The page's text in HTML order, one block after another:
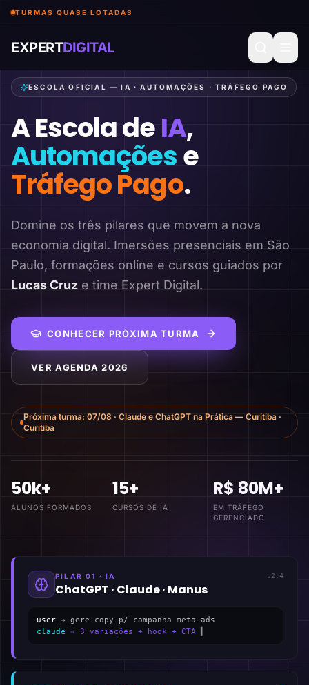
TURMAS QUASE LOTADAS
EXPERTDIGITAL
ESCOLA OFICIAL — IA · AUTOMAÇÕES · TRÁFEGO PAGO
A Escola deIA,
Automaçõese
Tráfego Pago.
Domine os três pilares que movem a nova
economia digital. Imersões presenciais em São
Paulo, formações online e cursos guiados por
Lucas Cruz e time Expert Digital.
CONHECER PRÓXIMA TURMA
VER AGENDA 2026
Próxima turma:07/08 ·Claude e ChatGPT na Prática — Curitiba ·
Curitiba
50k+
ALUNOS FORMADOS
15+
CURSOS DE IA
R$ 80M+
EM TRÁFEGO
GERENCIADO
PILAR 01 · IA
ChatGPT · Claude · Manus
v2.4
user → gere copy p/ campanha meta ads
claude → 3 variações + hook + CTA